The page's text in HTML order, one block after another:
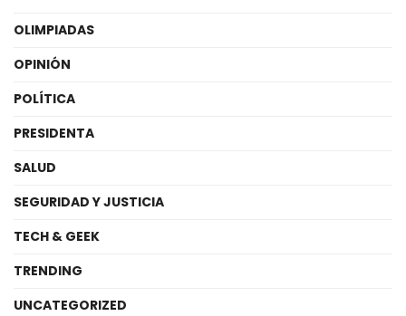
OLIMPIADAS
OPINIÓN
POLÍTICA
PRESIDENTA
SALUD
SEGURIDAD Y JUSTICIA
TECH & GEEK
TRENDING
UNCATEGORIZED